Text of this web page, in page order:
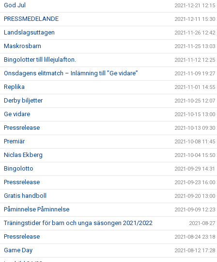
God Jul 2021-12-21 12:15
PRESSMEDELANDE 2021-12-11 15:30
Landslagsuttagen 2021-11-26 12:42
Maskrosbarn 2021-11-25 13:03
Bingolotter till lillejulafton. 2021-11-12 12:25
Onsdagens elitmatch – Inlämning till ”Ge vidare” 2021-11-09 19:27
Replika 2021-11-01 14:55
Derby biljetter 2021-10-25 12:07
Ge vidare 2021-10-15 13:00
Pressrelease 2021-10-13 09:30
Premiär 2021-10-08 11:45
Niclas Ekberg 2021-10-04 15:50
Bingolotto 2021-09-29 14:31
Pressrelease 2021-09-23 16:00
Gratis handboll 2021-09-20 13:00
Påminnelse Påminnelse 2021-09-09 12:23
Träningstider för barn och unga säsongen 2021/2022 2021-08-27
Pressrelease 2021-08-24 23:18
Game Day 2021-08-12 17:28